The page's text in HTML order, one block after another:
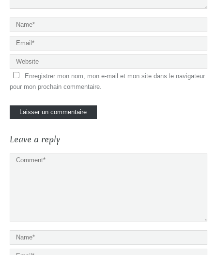
Enregistrer mon nom, mon e-mail et mon site dans le navigateur
pour mon prochain commentaire.
Leave a reply